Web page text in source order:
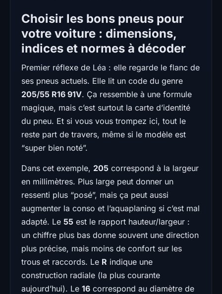
Choisir les bons pneus pour
votre voiture : dimensions,
indices et normes à décoder
Premier réflexe de Léa : elle regarde le flanc de
ses pneus actuels. Elle lit un code du genre
205/55 R16 91V. Ça ressemble à une formule
magique, mais c’est surtout la carte d’identité
du pneu. Et si vous vous trompez ici, tout le
reste part de travers, même si le modèle est
“super bien noté”.
Dans cet exemple, 205 correspond à la largeur
en millimètres. Plus large peut donner un
ressenti plus “posé”, mais ça peut aussi
augmenter la conso et l’aquaplaning si c’est mal
adapté. Le 55 est le rapport hauteur/largeur :
un chiffre plus bas donne souvent une direction
plus précise, mais moins de confort sur les
trous et raccords. Le R indique une
construction radiale (la plus courante
aujourd’hui). Le 16 correspond au diamètre de